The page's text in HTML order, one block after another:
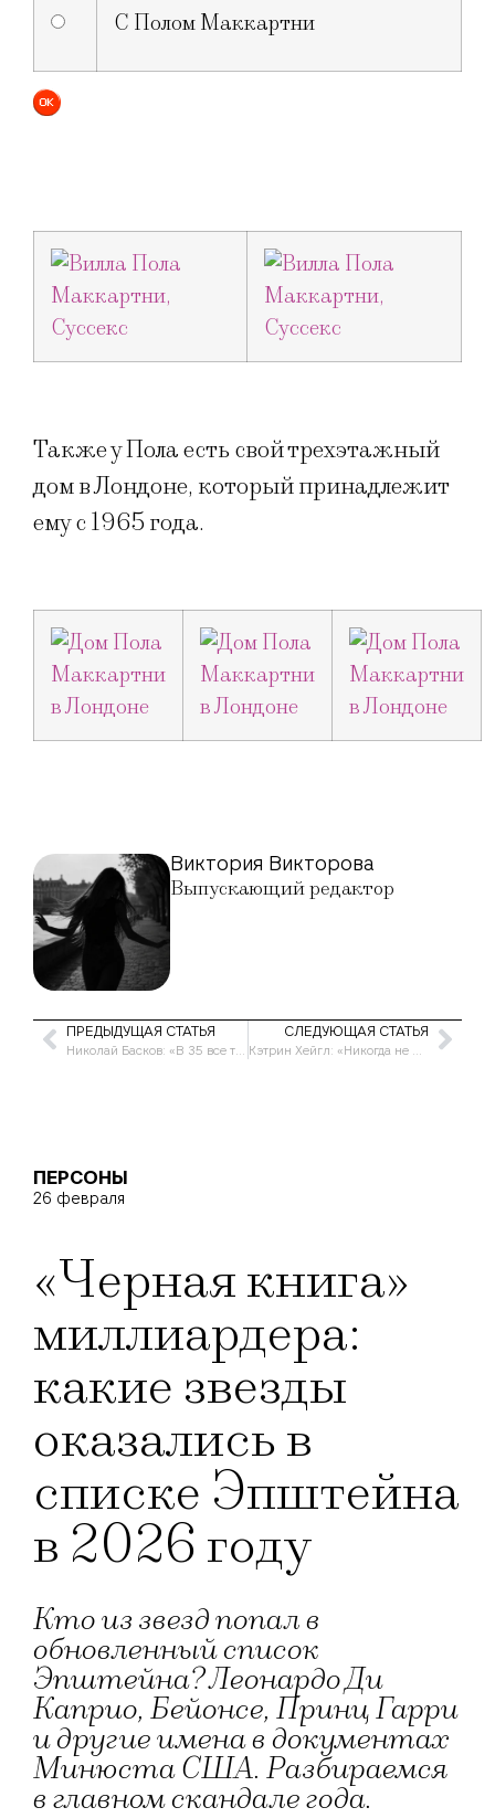
С Полом Маккартни
Также у Пола есть свой трехэтажный
дом в Лондоне, который принадлежит
ему с 1965 года.
Виктория Викторова
Выпускающий редактор
ПРЕДЫДУЩАЯ СТАТЬЯ
Николай Басков: «В 35 все только начинается»
СЛЕДУЮЩАЯ СТАТЬЯ
Кэтрин Хейгл: «Никогда не изменяла мужу»
ПЕРСОНЫ
26 февраля
«Черная книга»
миллиардера:
какие звезды
оказались в
списке Эпштейна
в 2026 году
Кто из звезд попал в
обновленный список
Эпштейна? Леонардо Ди
Каприо, Бейонсе, Принц Гарри
и другие имена в документах
Минюста США. Разбираемся
в главном скандале года.